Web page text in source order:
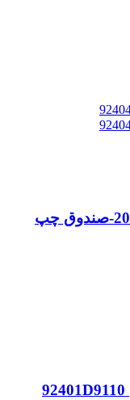
چراغ عقب هیوندا جنسیس سدان 2013-صندوق چپ